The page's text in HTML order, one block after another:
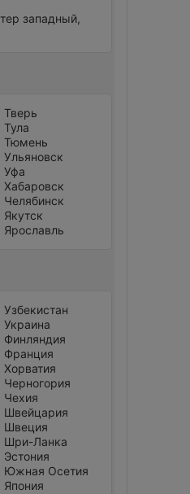
западный,
Тверь
Тула
Тюмень
Ульяновск
Уфа
Хабаровск
Челябинск
Якутск
Ярославль
Узбекистан
Украина
Финляндия
Франция
Хорватия
Черногория
Чехия
Швейцария
Швеция
Шри-Ланка
Эстония
Южная Осетия
Япония